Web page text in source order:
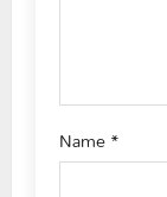
Name*